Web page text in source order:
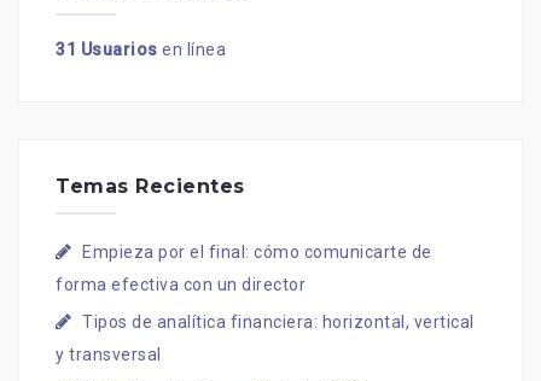
31 Usuarios en línea
Temas Recientes
Empieza por el final: cómo comunicarte de
forma efectiva con un director
Tipos de analítica financiera: horizontal, vertical
y transversal